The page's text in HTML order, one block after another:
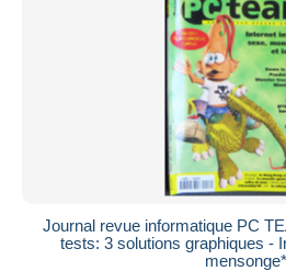
Journal revue informatique PC
tests: 3 solutions graphiques -
mensonge*